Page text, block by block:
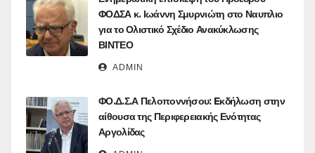
ΦΟΔΣΑ κ. Ιωάννη Σμυρνιώτη στο Ναυπλιο
για το Ολιστικό Σχέδιο Ανακύκλωσης
ΒΙΝΤΕΟ
ADMIN
ΦΟ.Δ.Σ.Α Πελοποννήσου: Eκδήλωση στην
αίθουσα της Περιφερειακής Ενότητας
Αργολίδας